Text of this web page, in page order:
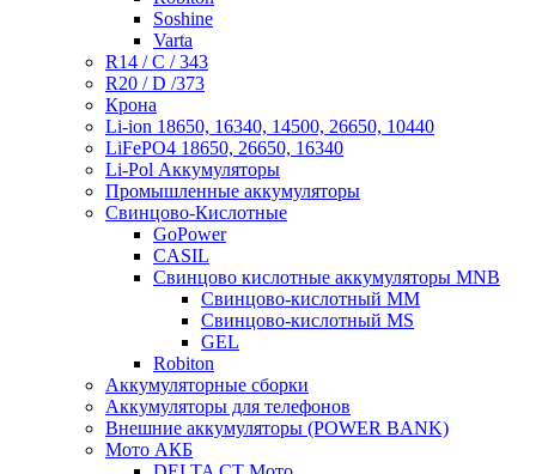
Soshine
Varta
R14 / C / 343
R20 / D /373
Крона
Li-ion 18650, 16340, 14500, 26650, 10440
LiFePO4 18650, 26650, 16340
Li-Pol Аккумуляторы
Промышленные аккумуляторы
Свинцово-Кислотные
GoPower
CASIL
Свинцово кислотные аккумуляторы MNB
Cвинцово-кислотный MM
Cвинцово-кислотный MS
GEL
Robiton
Аккумуляторные сборки
Аккумуляторы для телефонов
Внешние аккумуляторы (POWER BANK)
Мото АКБ